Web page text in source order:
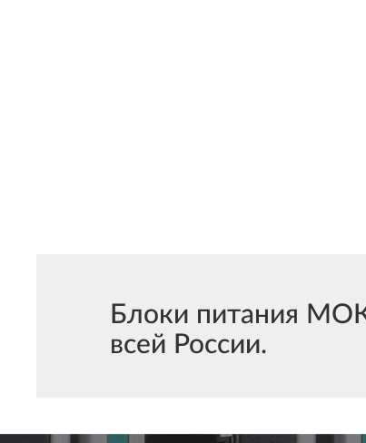
Блоки питания
всей России.